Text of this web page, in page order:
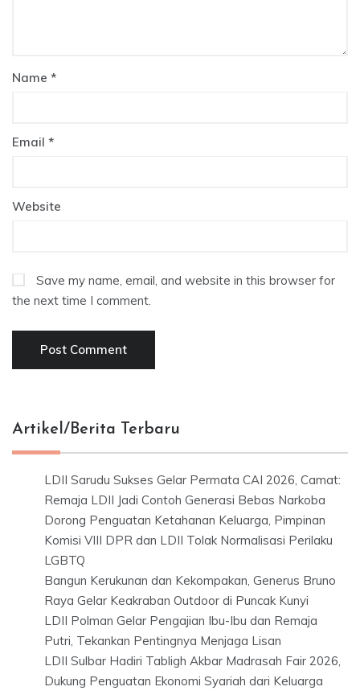
Name *
Email *
Website
Save my name, email, and website in this browser for
the next time I comment.
Artikel/Berita Terbaru
LDII Sarudu Sukses Gelar Permata CAI 2026, Camat:
Remaja LDII Jadi Contoh Generasi Bebas Narkoba
Dorong Penguatan Ketahanan Keluarga, Pimpinan
Komisi VIII DPR dan LDII Tolak Normalisasi Perilaku
LGBTQ
Bangun Kerukunan dan Kekompakan, Generus Bruno
Raya Gelar Keakraban Outdoor di Puncak Kunyi
LDII Polman Gelar Pengajian Ibu-Ibu dan Remaja
Putri, Tekankan Pentingnya Menjaga Lisan
LDII Sulbar Hadiri Tabligh Akbar Madrasah Fair 2026,
Dukung Penguatan Ekonomi Syariah dari Keluarga